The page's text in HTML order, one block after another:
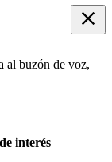
al buzón de voz,
interés